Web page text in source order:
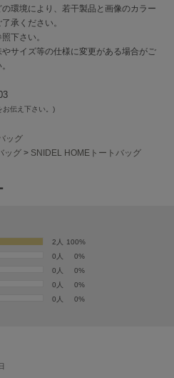
環境により、若干製品と画像のカラー
承ください。
下さい。
サイズ等の仕様に変更がある場合がご
お伝え下さい。)
ッグ
ッグ > SNIDEL HOMEトートバッグ
2人
100%
0人
0%
0人
0%
0人
0%
0人
0%